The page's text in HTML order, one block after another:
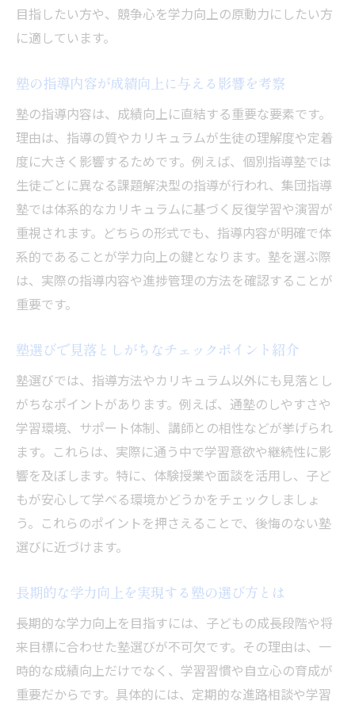
目指したい方や、競争心を学力向上の原動力にしたい方
に適しています。
塾の指導内容が成績向上に与える影響を考察
塾の指導内容は、成績向上に直結する重要な要素です。
理由は、指導の質やカリキュラムが生徒の理解度や定着
度に大きく影響するためです。例えば、個別指導塾では
生徒ごとに異なる課題解決型の指導が行われ、集団指導
塾では体系的なカリキュラムに基づく反復学習や演習が
重視されます。どちらの形式でも、指導内容が明確で体
系的であることが学力向上の鍵となります。塾を選ぶ際
は、実際の指導内容や進捗管理の方法を確認することが
重要です。
塾選びで見落としがちなチェックポイント紹介
塾選びでは、指導方法やカリキュラム以外にも見落とし
がちなポイントがあります。例えば、通塾のしやすさや
学習環境、サポート体制、講師との相性などが挙げられ
ます。これらは、実際に通う中で学習意欲や継続性に影
響を及ぼします。特に、体験授業や面談を活用し、子ど
もが安心して学べる環境かどうかをチェックしましょ
う。これらのポイントを押さえることで、後悔のない塾
選びに近づけます。
長期的な学力向上を実現する塾の選び方とは
長期的な学力向上を目指すには、子どもの成長段階や将
来目標に合わせた塾選びが不可欠です。その理由は、一
時的な成績向上だけでなく、学習習慣や自立心の育成が
重要だからです。具体的には、定期的な進路相談や学習